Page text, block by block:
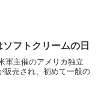
フトクリームの日
軍主催のアメリカ独立
販売され、初めて一般の